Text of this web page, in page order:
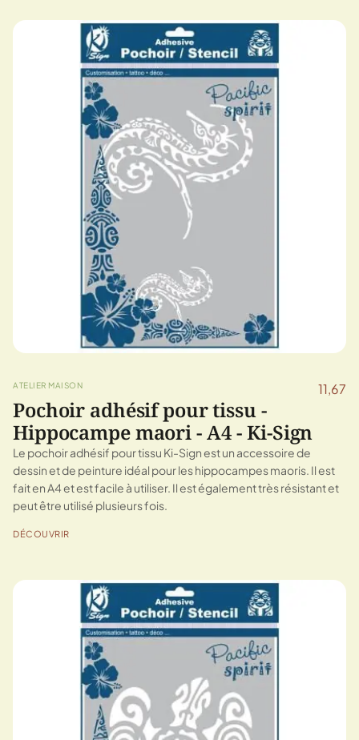
ATELIER MAISON 11,67
Pochoir adhésif pour tissu -
Hippocampe maori - A4 - Ki-Sign
Le pochoir adhésif pour tissu Ki-Sign est un accessoire de
dessin et de peinture idéal pour les hippocampes maoris. Il est
fait en A4 et est facile à utiliser. Il est également très résistant et
peut être utilisé plusieurs fois.
DÉCOUVRIR